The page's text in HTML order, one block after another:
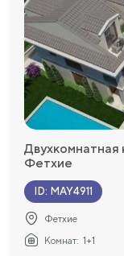
Двухкомнатная
Фетхие
ID: MAY4911
Фетхие
Комнат: 1+1